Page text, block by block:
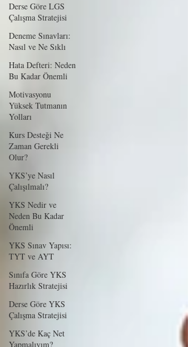
Derse Göre LGS
Çalışma Stratejisi
Deneme Sınavları:
Nasıl ve Ne Sıklı
Hata Defteri: Neden
Bu Kadar Önemli
Motivasyonu
Yüksek Tutmanın
Yolları
Kurs Desteği Ne
Zaman Gerekli
Olur?
YKS’ye Nasıl
Çalışılmalı?
YKS Nedir ve
Neden Bu Kadar
Önemli
YKS Sınav Yapısı:
TYT ve AYT
Sınıfa Göre YKS
Hazırlık Stratejisi
Derse Göre YKS
Çalışma Stratejisi
YKS’de Kaç Net
Yapmalıyım?